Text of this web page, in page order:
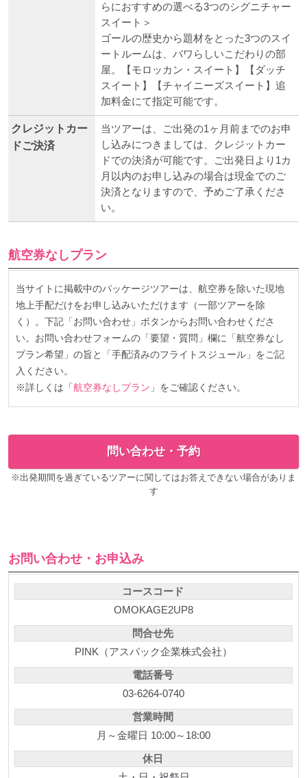
らにおすすめの選べる3つのシグニチャー
スイート＞
ゴールの歴史から題材をとった3つのスイ
ートルームは、バワらしいこだわりの部
屋。【モロッカン・スイート】【ダッチ
スイート】【チャイニーズスイート】追
加料金にて指定可能です。
クレジットカー
ドご決済
当ツアーは、ご出発の1ヶ月前までのお申
し込みにつきましては、クレジットカー
ドでの決済が可能です。ご出発日より1カ
月以内のお申し込みの場合は現金でのご
決済となりますので、予めご了承くださ
い。
航空券なしプラン
当サイトに掲載中のパッケージツアーは、航空券を除いた現地
地上手配だけをお申し込みいただけます（一部ツアーを除
く）。下記「お問い合わせ」ボタンからお問い合わせくださ
い。お問い合わせフォームの「要望・質問」欄に「航空券なし
プラン希望」の旨と「手配済みのフライトスジュール」をご記
入ください。
※詳しくは「 航空券なしプラン 」をご確認ください。
問い合わせ・予約
※出発期間を過ぎているツアーに関してはお答えできない場合がありま
す
お問い合わせ・お申込み
コースコード
OMOKAGE2UP8
問合せ先
PINK（アスパック企業株式会社）
電話番号
03-6264-0740
営業時間
月～金曜日 10:00～18:00
休日